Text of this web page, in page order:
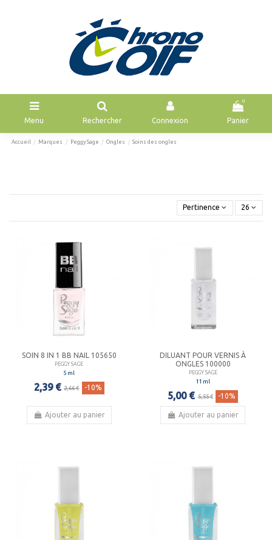
Menu Rechercher Connexion
0
Panier
Accueil Marques Peggy Sage Ongles Soins des ongles
Pertinence 26
SOIN 8 IN 1 BB NAIL 105650
PEGGY SAGE
5 ml
2,39 € 2,66 € -10%
Ajouter au panier
DILUANT POUR VERNIS À
ONGLES 100000
PEGGY SAGE
11 ml
5,00 € 5,55 € -10%
Ajouter au panier